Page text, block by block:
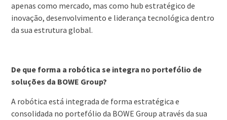
apenas como mercado, mas como hub estratégico de
inovação, desenvolvimento e liderança tecnológica dentro
da sua estrutura global.
De que forma a robótica se integra no portefólio de
soluções da BOWE Group?
A robótica está integrada de forma estratégica e
consolidada no portefólio da BOWE Group através da sua